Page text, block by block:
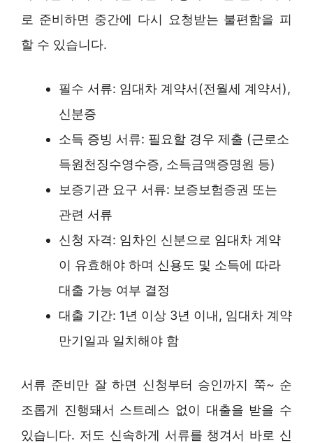
로 준비하면 중간에 다시 요청받는 불편함을 피
할 수 있습니다.
필수 서류: 임대차 계약서(전월세 계약서),
신분증
소득 증빙 서류: 필요할 경우 제출 (근로소
득원천징수영수증, 소득금액증명원 등)
보증기관 요구 서류: 보증보험증권 또는
관련 서류
신청 자격: 임차인 신분으로 임대차 계약
이 유효해야 하며 신용도 및 소득에 따라
대출 가능 여부 결정
대출 기간: 1년 이상 3년 이내, 임대차 계약
만기일과 일치해야 함
서류 준비만 잘 하면 신청부터 승인까지 쭉~ 순
조롭게 진행돼서 스트레스 없이 대출을 받을 수
있습니다. 저도 신속하게 서류를 챙겨서 바로 신